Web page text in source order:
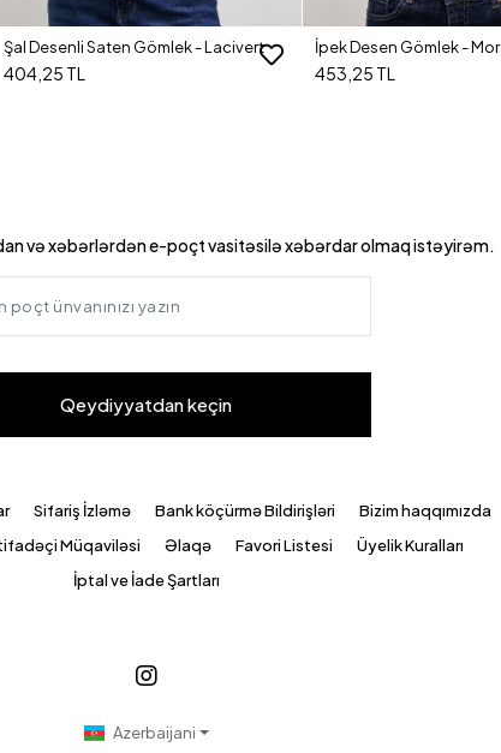
Şal Desenli Saten Gömlek - Lacivert
404,25 TL
İpek Desen Gömlek - Mor
453,25 TL
və xəbərlərdən e-poçt vasitəsilə xəbərdar olmaq istəyirəm.
Qeydiyyatdan keçin
Sifariş İzləmə Bank köçürmə Bildirişləri
Bizim haqqımızda
Müqaviləsi Əlaqə Favori Listesi
Üyelik Kuralları
İptal ve İade Şartları
Azerbaijani